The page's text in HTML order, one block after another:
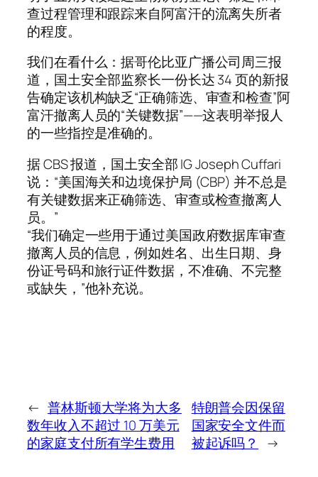
查过程管理和跟踪来自阿富汗的流离失所者
的程度。
我们在看什么：据哥伦比亚广播公司周三报
道，国土安全部监察长一份长达 34 页的新报
告确定该机构缺乏“正确筛选、审查和检查”阿
富汗撤离人员的“关键数据”——这表明举报人
的一些指控是准确的。
据 CBS 报道，国土安全部 IG Joseph Cuffari
说：“美国海关和边境保护局 (CBP) 并不总是
有关键数据来正确筛选、审查或检查撤离人
员。”
“我们确定一些用于通过美国政府数据库审查
撤离人员的信息，例如姓名、出生日期、身
份证号码和旅行证件数据，不准确、不完整
或缺失，”他补充说。
← 普林斯顿大学将为大多
数年收入不超过 10 万美元
的家庭支付所有学生费用
特朗普会因保留
国家安全文件而
被起诉吗？
→